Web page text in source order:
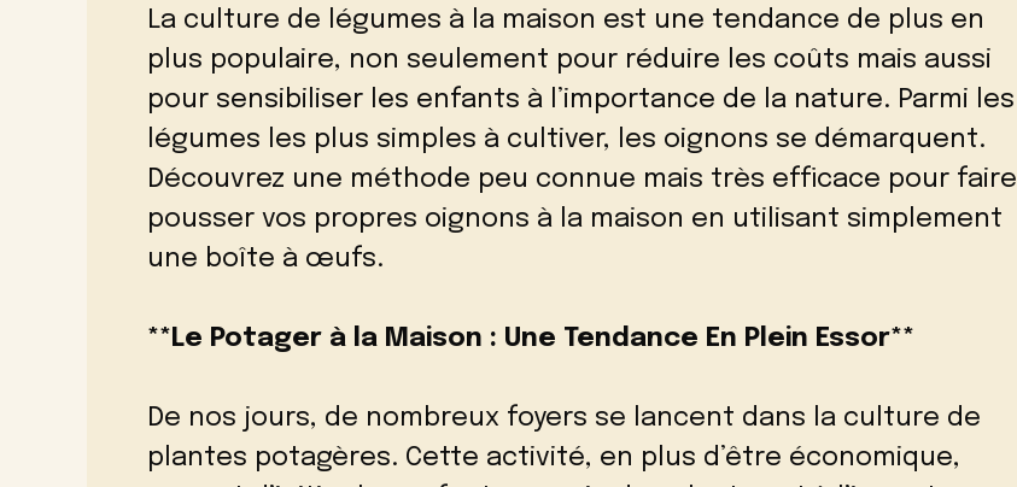
La culture de légumes à la maison est une tendance de plus en
plus populaire, non seulement pour réduire les coûts mais aussi
pour sensibiliser les enfants à l’importance de la nature. Parmi les
légumes les plus simples à cultiver, les oignons se démarquent.
Découvrez une méthode peu connue mais très efficace pour faire
pousser vos propres oignons à la maison en utilisant simplement
une boîte à œufs.
**Le Potager à la Maison : Une Tendance En Plein Essor**
De nos jours, de nombreux foyers se lancent dans la culture de
plantes potagères. Cette activité, en plus d’être économique,